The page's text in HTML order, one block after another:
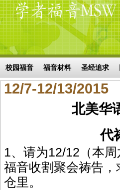
Skip to main content
搜索表单
校园福音 福音材料 圣经追求
12/7-12/13/2015
北美华
代
1、请为12/12（本
福音收割聚会祷告
仓里。